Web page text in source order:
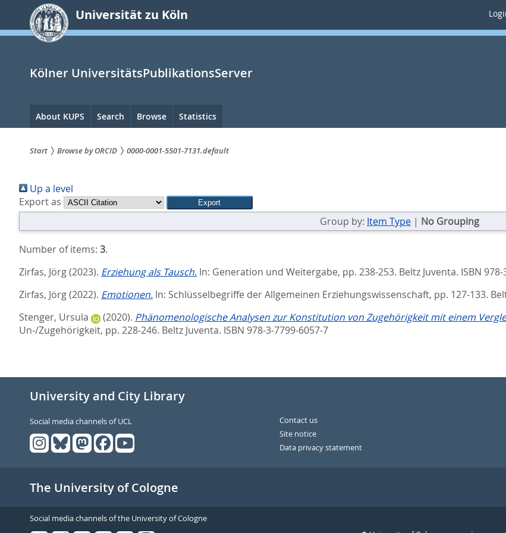
springen
Universität zu Köln
Kölner UniversitätsPublikationsServer
Hauptnavigation
About KUPS Search Browse Statistics
sind
hier:
Start Browse by ORCID 0000-0001-5501-7131.default
Up a level
Export as
Group by: Item Type | No Grouping
Number of items: 3.
Zirfas, Jörg(2023). Erziehung als Tausch. In: Generation und Weitergabe, pp. 238-253. Beltz Juventa. ISBN
Zirfas, Jörg(2022). Emotionen. In: Schlüsselbegriffe der Allgemeinen Erziehungswissenschaft, pp. 127-133.
Stenger, Ursula
(2020). Phänomenologische Analysen zur Konstitution von Zugehörigkeit mit einem
Un-/Zugehörigkeit, pp. 228-246. Beltz Juventa. ISBN 978-3-7799-6057-7
University and City Library
Social media channels of UCL
Contact us
Site notice
Data privacy statement
The University of Cologne
Social media channels of the University of Cologne